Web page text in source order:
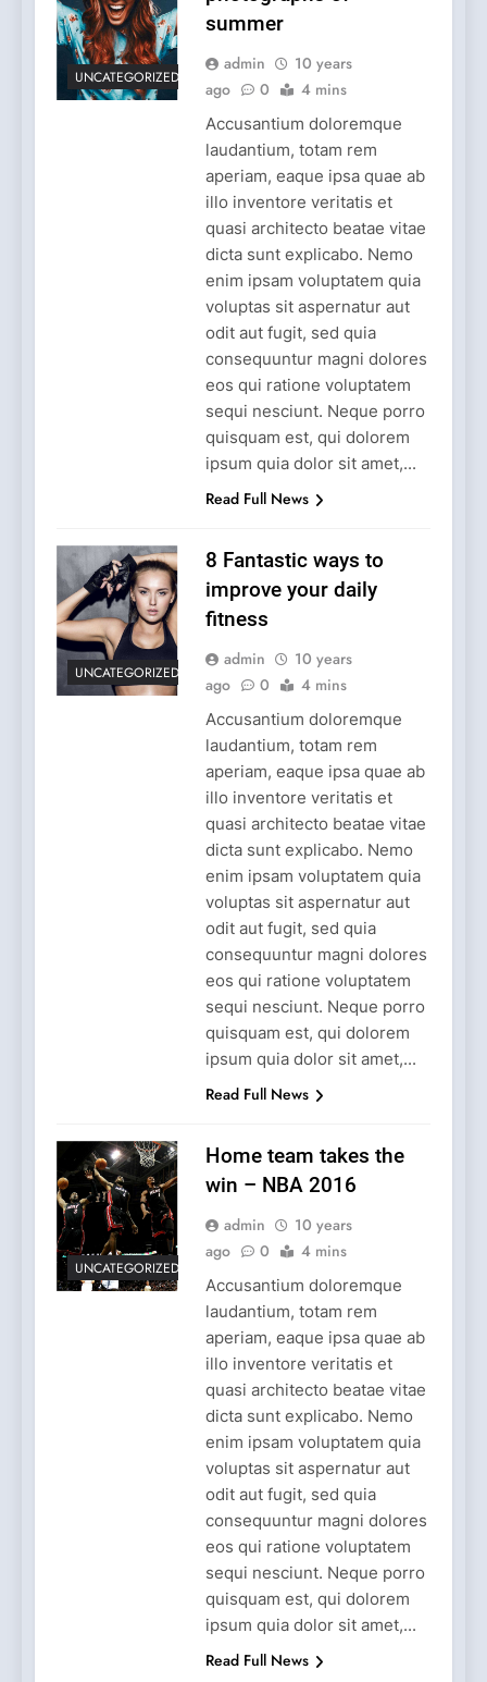
UNCATEGORIZED
summer
admin
10 years
ago
0 4 mins
Accusantium doloremque
laudantium, totam rem
aperiam, eaque ipsa quae ab
illo inventore veritatis et
quasi architecto beatae vitae
dicta sunt explicabo. Nemo
enim ipsam voluptatem quia
voluptas sit aspernatur aut
odit aut fugit, sed quia
consequuntur magni dolores
eos qui ratione voluptatem
sequi nesciunt. Neque porro
quisquam est, qui dolorem
ipsum quia dolor sit amet,...
Read Full News
UNCATEGORIZED
8 Fantastic ways to
improve your daily
fitness
admin
10 years
ago
0 4 mins
Accusantium doloremque
laudantium, totam rem
aperiam, eaque ipsa quae ab
illo inventore veritatis et
quasi architecto beatae vitae
dicta sunt explicabo. Nemo
enim ipsam voluptatem quia
voluptas sit aspernatur aut
odit aut fugit, sed quia
consequuntur magni dolores
eos qui ratione voluptatem
sequi nesciunt. Neque porro
quisquam est, qui dolorem
ipsum quia dolor sit amet,...
Read Full News
UNCATEGORIZED
Home team takes the
win – NBA 2016
admin
10 years
ago
0 4 mins
Accusantium doloremque
laudantium, totam rem
aperiam, eaque ipsa quae ab
illo inventore veritatis et
quasi architecto beatae vitae
dicta sunt explicabo. Nemo
enim ipsam voluptatem quia
voluptas sit aspernatur aut
odit aut fugit, sed quia
consequuntur magni dolores
eos qui ratione voluptatem
sequi nesciunt. Neque porro
quisquam est, qui dolorem
ipsum quia dolor sit amet,...
Read Full News